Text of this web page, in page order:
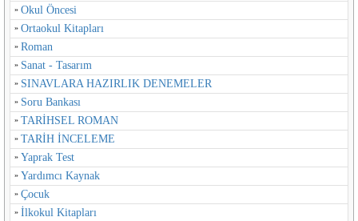
Okul Öncesi
Ortaokul Kitapları
Roman
Sanat - Tasarım
SINAVLARA HAZIRLIK DENEMELER
Soru Bankası
TARİHSEL ROMAN
TARİH İNCELEME
Yaprak Test
Yardımcı Kaynak
Çocuk
İlkokul Kitapları